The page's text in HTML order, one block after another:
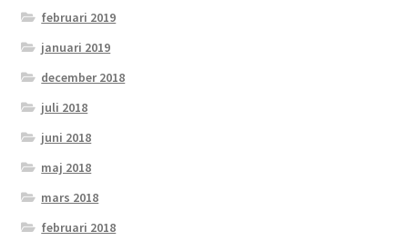
Kassa
Mitt konto
Varukorg
februari 2019
januari 2019
december 2018
juli 2018
juni 2018
maj 2018
mars 2018
februari 2018